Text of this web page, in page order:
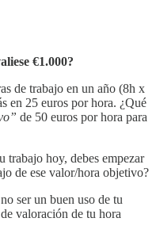
€1.000?
de trabajo en un año (8h x
en 25 euros por hora. ¿Qué
de 50 euros por hora para
trabajo hoy, debes empezar
de ese valor/hora objetivo?
ser un buen uso de tu
valoración de tu hora